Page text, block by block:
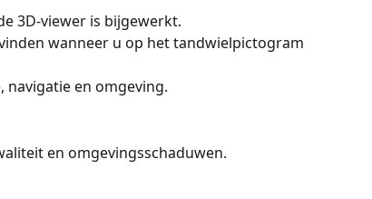
3D-viewer is bijgewerkt.
wanneer u op het tandwielpictogram
navigatie en omgeving.
en omgevingsschaduwen.